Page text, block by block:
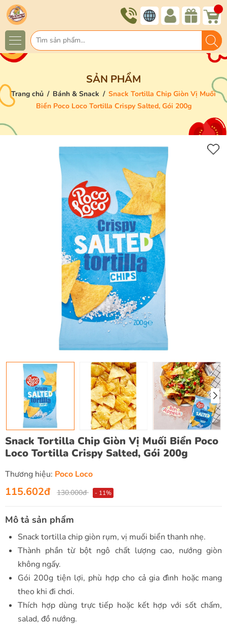
SẢN PHẨM
Trang chủ / Bánh & Snack / Snack Tortilla Chip Giòn Vị Muối
Biển Poco Loco Tortilla Crispy Salted, Gói 200g
Snack Tortilla Chip Giòn Vị Muối Biển Poco
Loco Tortilla Crispy Salted, Gói 200g
Thương hiệu: Poco Loco
115.602đ 130.000đ - 11%
Mô tả sản phẩm
Snack tortilla chip giòn rụm, vị muối biển thanh nhẹ.
Thành phần từ bột ngô chất lượng cao, nướng giòn
không ngấy.
Gói 200g tiện lợi, phù hợp cho cả gia đình hoặc mang
theo khi đi chơi.
Thích hợp dùng trực tiếp hoặc kết hợp với sốt chấm,
salad, đồ nướng.